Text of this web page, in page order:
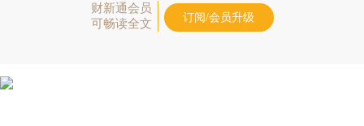
财新通会员
可畅读全文
订阅/会员升级